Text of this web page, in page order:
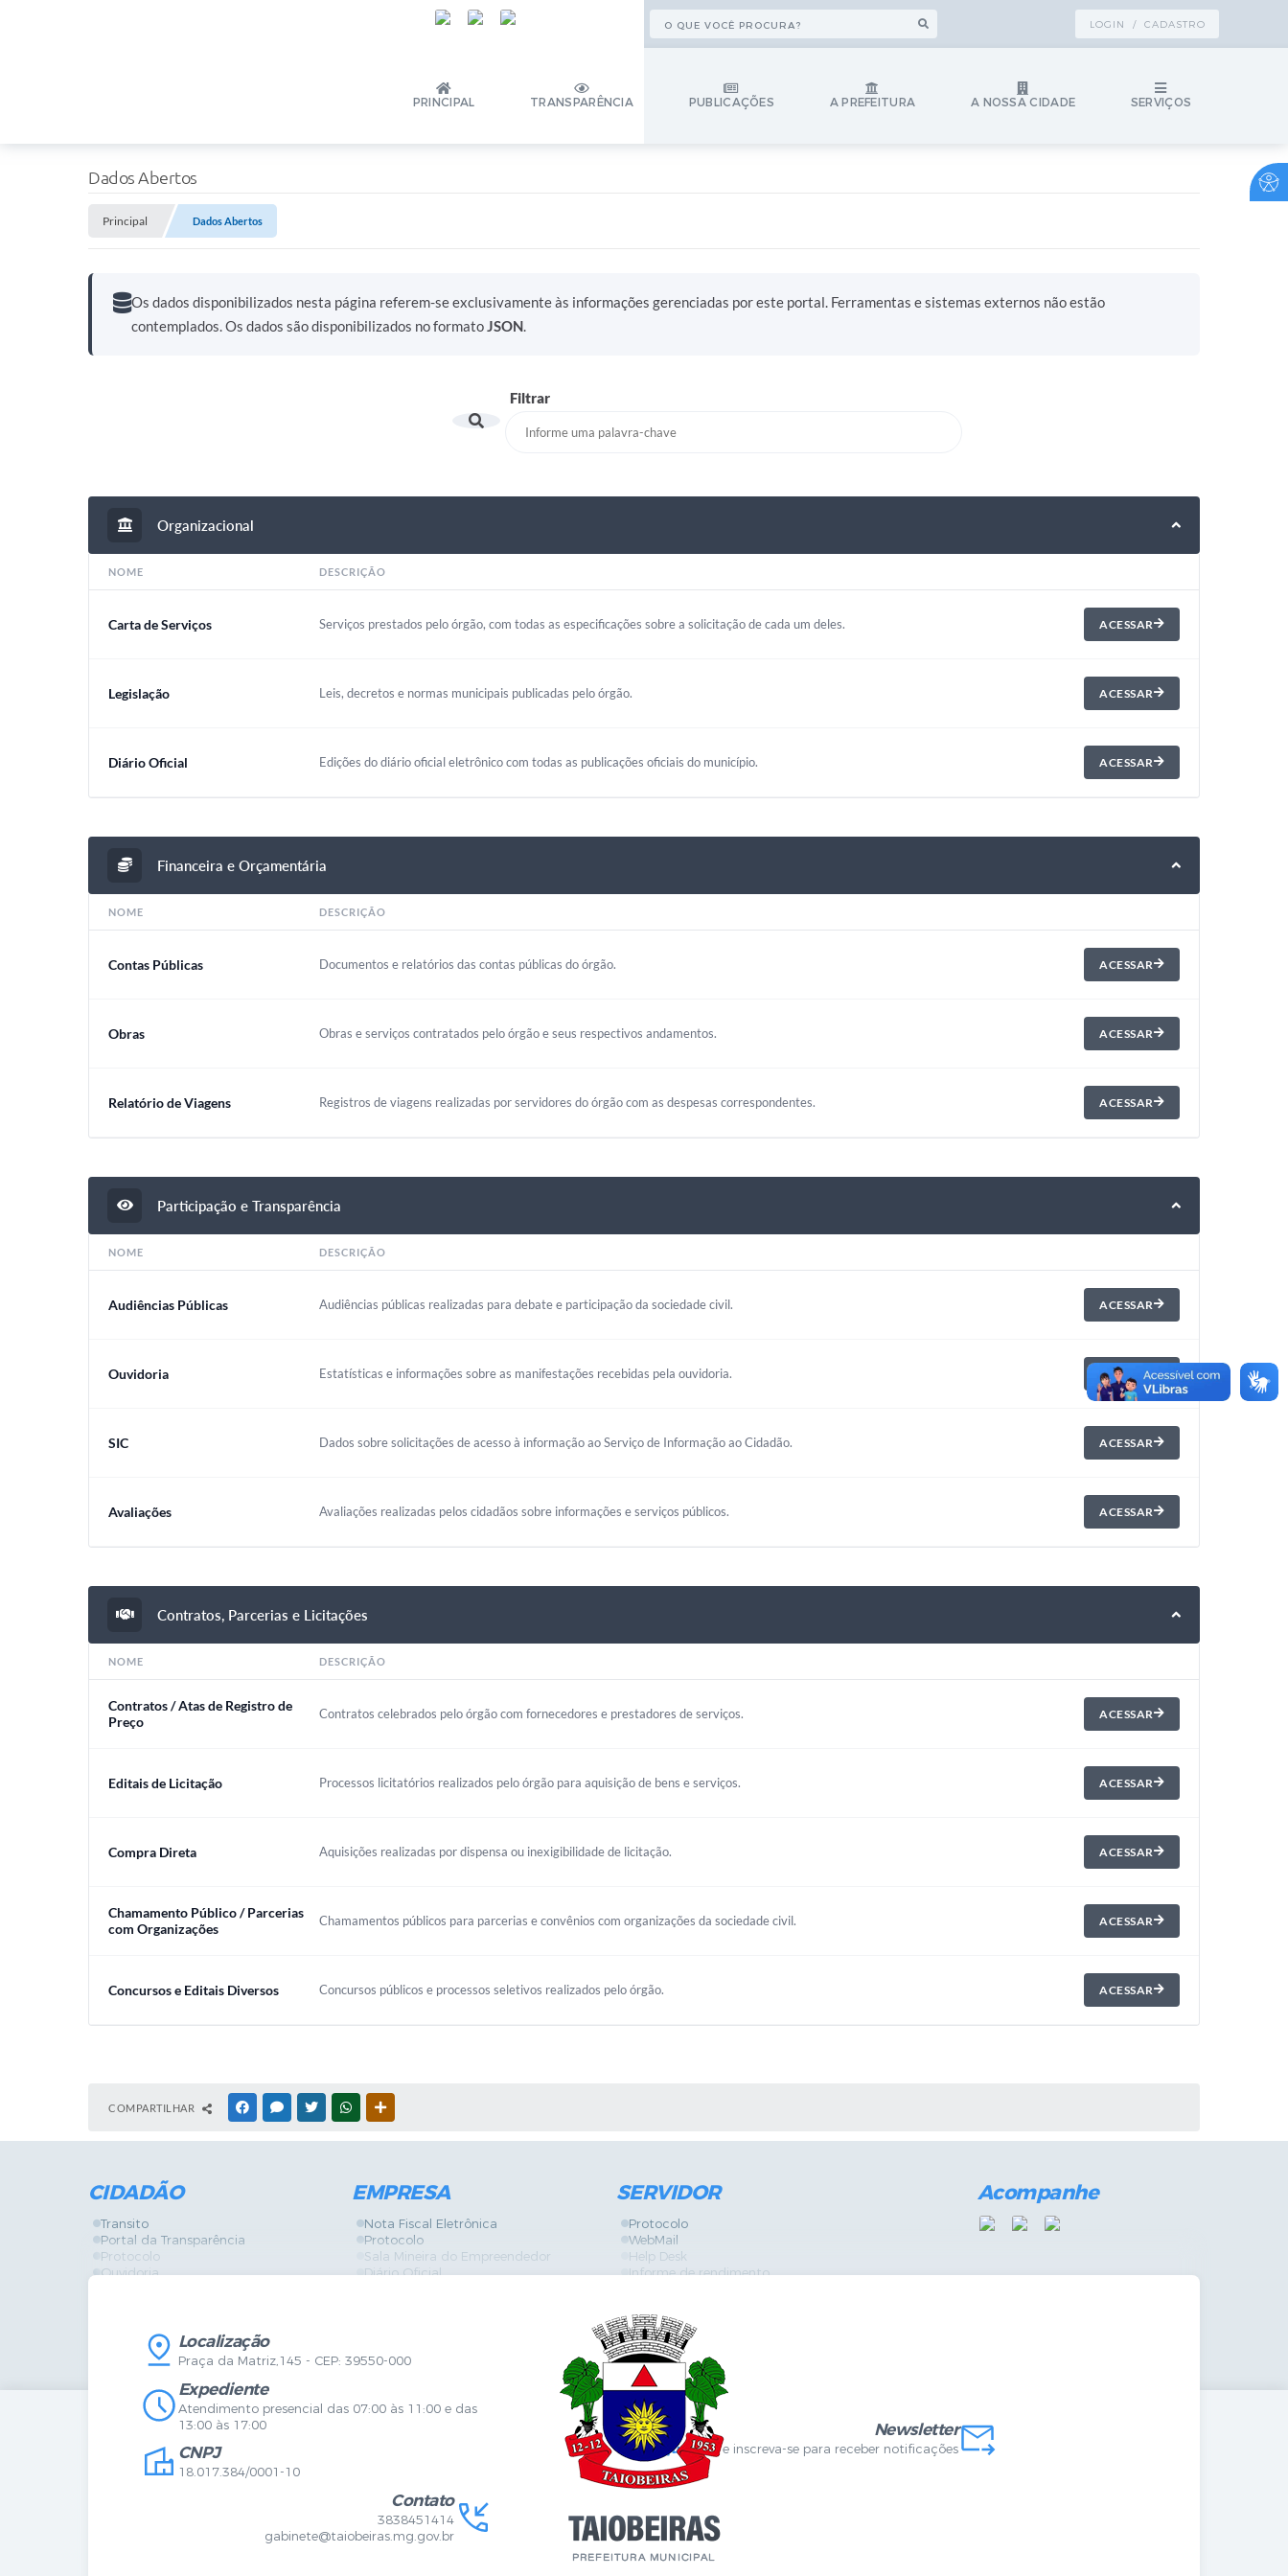
LOGIN / CADASTRO
PRINCIPAL TRANSPARÊNCIA PUBLICAÇÕES A PREFEITURA A NOSSA CIDADE SERVIÇOS
Dados Abertos
Principal Dados Abertos
Os dados disponibilizados nesta página referem-se exclusivamente às informações gerenciadas por este portal. Ferramentas e sistemas externos não estão
contemplados. Os dados são disponibilizados no formatoJSON.
Filtrar
Organizacional
NOME DESCRIÇÃO
Carta de Serviços Serviços prestados pelo órgão, com todas as especificações sobre a solicitação de cada um deles. ACESSAR
Legislação Leis, decretos e normas municipais publicadas pelo órgão. ACESSAR
Diário Oficial Edições do diário oficial eletrônico com todas as publicações oficiais do município. ACESSAR
Financeira e Orçamentária
NOME DESCRIÇÃO
Contas Públicas Documentos e relatórios das contas públicas do órgão. ACESSAR
Obras Obras e serviços contratados pelo órgão e seus respectivos andamentos. ACESSAR
Relatório de Viagens Registros de viagens realizadas por servidores do órgão com as despesas correspondentes. ACESSAR
Participação e Transparência
NOME DESCRIÇÃO
Audiências Públicas Audiências públicas realizadas para debate e participação da sociedade civil. ACESSAR
Ouvidoria Estatísticas e informações sobre as manifestações recebidas pela ouvidoria. ACESSAR
SIC Dados sobre solicitações de acesso à informação ao Serviço de Informação ao Cidadão. ACESSAR
Avaliações Avaliações realizadas pelos cidadãos sobre informações e serviços públicos. ACESSAR
Contratos, Parcerias e Licitações
NOME DESCRIÇÃO
Contratos / Atas de Registro de
Preço
Contratos celebrados pelo órgão com fornecedores e prestadores de serviços. ACESSAR
Editais de Licitação Processos licitatórios realizados pelo órgão para aquisição de bens e serviços. ACESSAR
Compra Direta Aquisições realizadas por dispensa ou inexigibilidade de licitação. ACESSAR
Chamamento Público / Parcerias
com Organizações
Chamamentos públicos para parcerias e convênios com organizações da sociedade civil. ACESSAR
Concursos e Editais Diversos Concursos públicos e processos seletivos realizados pelo órgão. ACESSAR
COMPARTILHAR FACEBOOKMESSENGER
TWITTERWHATSAPP
CIDADÃO
Transito
Portal da Transparência
Protocolo
Ouvidoria
Legislação
Diário Oficial
Mapa do Site
Certidões
Agenda de Eventos
Concursos
Telefones Úteis
EMPRESA
Nota Fiscal Eletrônica
Protocolo
Sala Mineira do Empreendedor
Diário Oficial
Serviços Online
Vigilância Sanitária
SERVIDOR
Protocolo
WebMail
Help Desk
Informe de rendimento
GPI
Diário Oficial
Fale com RH
SGDI - Sistema de Gerência de Demandas Internas
Concurso Público e Processo Seletivo
Portal da Atenção Primaria
Acompanhe
Localização
Praça da Matriz,145 - CEP: 39550-000
Expediente
Atendimento presencial das 07:00 às 11:00 e das
13:00 às 17:00
CNPJ
18.017.384/0001-10
Contato
3838451414
gabinete@taiobeiras.mg.gov.br
Newsletter
Clique aquie inscreva-se para receber notificações